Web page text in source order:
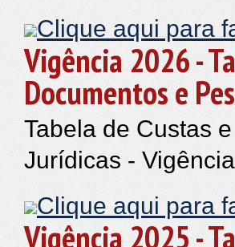
Clique aqui para
Vigência 2026 -
Documentos e
Tabela de Custas
Jurídicas -
Clique aqui para
Vigência 2025 -